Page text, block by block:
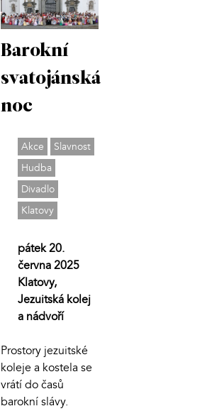
Barokní
svatojánská
noc
Akce
Slavnost
Hudba
Divadlo
Klatovy
pátek 20.
června 2025
Klatovy,
Jezuitská kolej
a nádvoří
Prostory jezuitské
koleje a kostela se
vrátí do časů
barokní slávy.